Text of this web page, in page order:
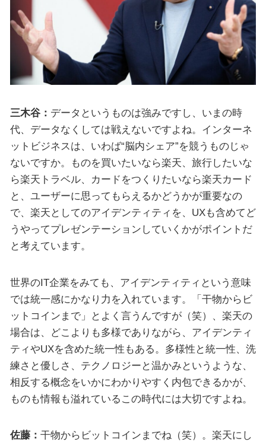
三木谷： データというものは強みですし、いまの時
代、データなくしては戦えないですよね。インターネ
ットビジネスは、いわば“脳内シェア”を競うものじゃ
ないですか。ものを買いたいなら楽天、旅行したいな
ら楽天トラベル、カードをつくりたいなら楽天カード
と、ユーザーに思ってもらえるかどうかが重要なの
で、楽天としてのアイデンティティを、UXも含めてど
うやってプレゼンテーションしていくかがポイントだ
と考えています。
世界のIT企業をみても、アイデンティティという意味
では統一感にかなり力を入れています。「干物からビ
ットコインまで」とよく言うんですが（笑）、楽天の
場合は、どこよりも多様でありながら、アイデンティ
ティやUXを含めた統一性もある。多様性と統一性、洗
練さと優しさ、テクノロジーと温かみというような、
相反する概念をいかにわかりやすく内包できるかが、
ものも情報も溢れているこの時代には大切ですよね。
佐藤： 干物からビットコインまでね（笑）。楽天にし